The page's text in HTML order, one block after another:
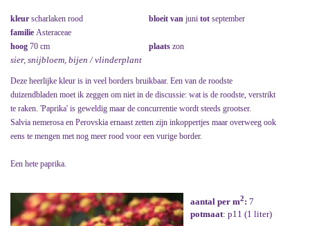
kleur scharlaken rood bloeit van juni tot september
familie Asteraceae
hoog 70 cm plaats zon
sier, snijbloem, bijen / vlinderplant
Deze heerlijke kleur is in veel borders bruikbaar. Een van de roodste
duizendbladen moet ik zeggen om niet in de discussie: wat is de roodste, verstrikt
te raken. 'Paprika' is geweldig maar de concurrentie wordt steeds grootser.
Salvia nemerosa en Perovskia ernaast zetten zijn inkoppertjes maar overweeg ook
eens te mengen met nog meer rood voor een vurige border.
Een hete paprika.
aantal per m2: 7
potmaat: p11 (1 liter)